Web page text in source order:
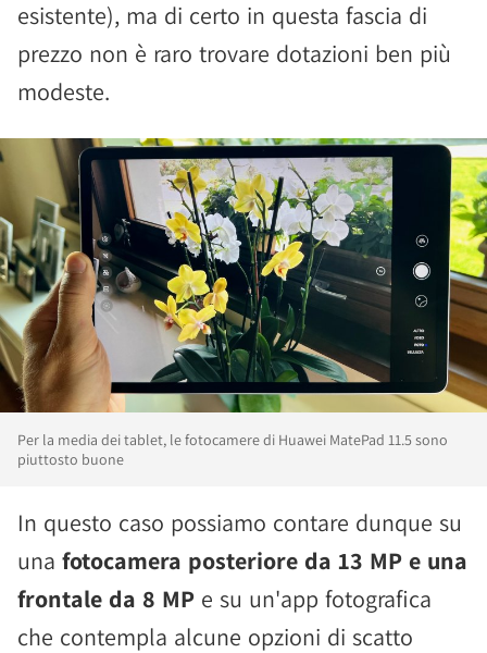
esistente), ma di certo in questa fascia di
prezzo non è raro trovare dotazioni ben più
modeste.
Per la media dei tablet, le fotocamere di Huawei MatePad 11.5 sono
piuttosto buone
In questo caso possiamo contare dunque su
una fotocamera posteriore da 13 MP e una
frontale da 8 MP e su un'app fotografica
che contempla alcune opzioni di scatto